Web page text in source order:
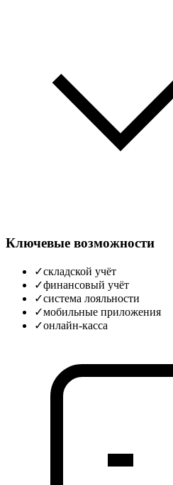
Ключевые возможности
✓складской учёт
✓финансовый учёт
✓система лояльности
✓мобильные приложения
✓онлайн-касса